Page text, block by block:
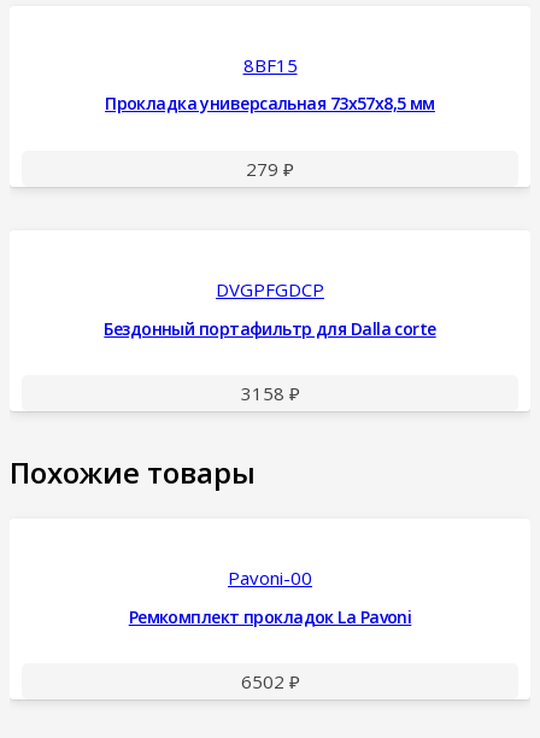
8BF15
Прокладка универсальная 73x57x8,5 мм
279 ₽
DVGPFGDCP
Бездонный портафильтр для Dalla corte
3158 ₽
Похожие товары
Pavoni-00
Ремкомплект прокладок La Pavoni
6502 ₽